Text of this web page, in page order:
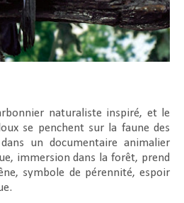
naturaliste inspiré, et le
se penchent sur la faune des
un documentaire animalier
immersion dans la forêt, prend
symbole de pérennité, espoir